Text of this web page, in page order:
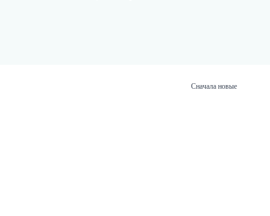
Сначала новые